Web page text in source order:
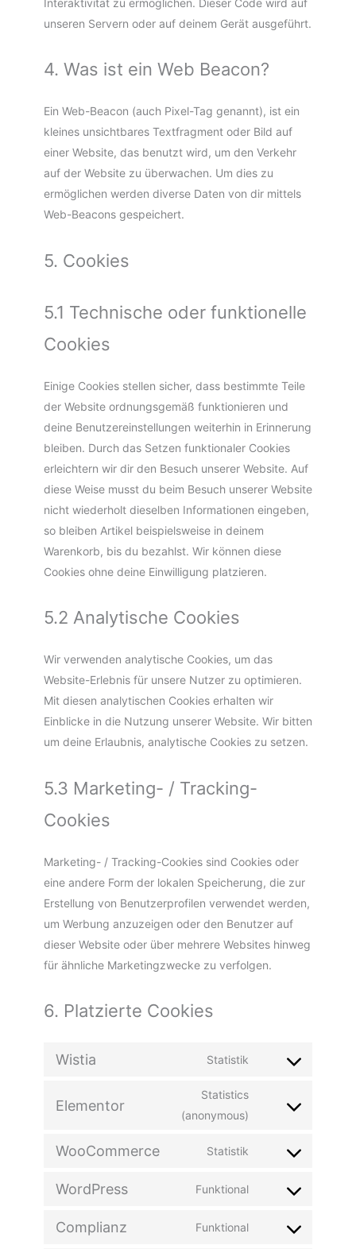
unseren Servern oder auf deinem Gerät ausgeführt.
4. Was ist ein Web Beacon?
Ein Web-Beacon (auch Pixel-Tag genannt), ist ein
kleines unsichtbares Textfragment oder Bild auf
einer Website, das benutzt wird, um den Verkehr
auf der Website zu überwachen. Um dies zu
ermöglichen werden diverse Daten von dir mittels
Web-Beacons gespeichert.
5. Cookies
5.1 Technische oder funktionelle
Cookies
Einige Cookies stellen sicher, dass bestimmte Teile
der Website ordnungsgemäß funktionieren und
deine Benutzereinstellungen weiterhin in Erinnerung
bleiben. Durch das Setzen funktionaler Cookies
erleichtern wir dir den Besuch unserer Website. Auf
diese Weise musst du beim Besuch unserer Website
nicht wiederholt dieselben Informationen eingeben,
so bleiben Artikel beispielsweise in deinem
Warenkorb, bis du bezahlst. Wir können diese
Cookies ohne deine Einwilligung platzieren.
5.2 Analytische Cookies
Wir verwenden analytische Cookies, um das
Website-Erlebnis für unsere Nutzer zu optimieren.
Mit diesen analytischen Cookies erhalten wir
Einblicke in die Nutzung unserer Website. Wir bitten
um deine Erlaubnis, analytische Cookies zu setzen.
5.3 Marketing- / Tracking-
Cookies
Marketing- / Tracking-Cookies sind Cookies oder
eine andere Form der lokalen Speicherung, die zur
Erstellung von Benutzerprofilen verwendet werden,
um Werbung anzuzeigen oder den Benutzer auf
dieser Website oder über mehrere Websites hinweg
für ähnliche Marketingzwecke zu verfolgen.
6. Platzierte Cookies
Wistia Statistik
Elementor
Statistics
(anonymous)
WooCommerce Statistik
WordPress Funktional
Complianz Funktional